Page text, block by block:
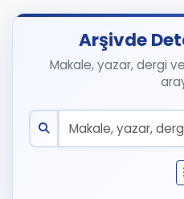
Arşivde
Makale, yazar, dergi